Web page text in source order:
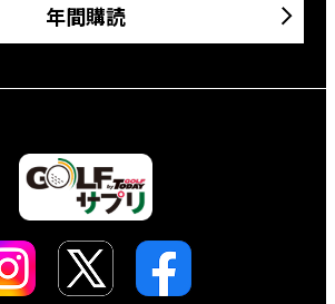
年間購読